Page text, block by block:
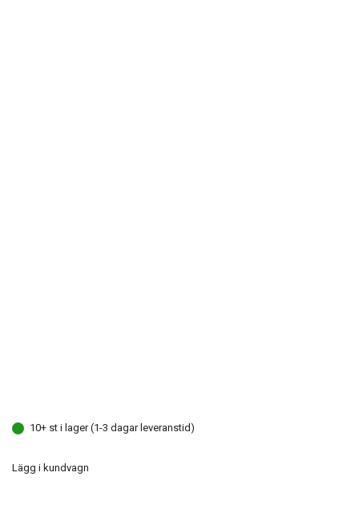
10+ st i lager (1-3 dagar leveranstid)
Lägg i kundvagn